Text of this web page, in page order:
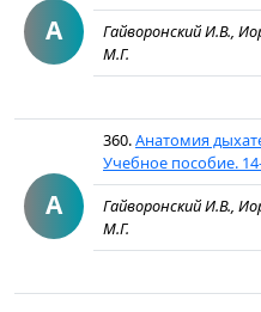
А
Гайворонский И.В.,
М.Г.
А
360.Анатомия
Учебное пособие.
Гайворонский И.В.,
М.Г.